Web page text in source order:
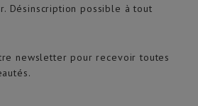
newsletter pour recevoir toutes
Désinscription possible à tout